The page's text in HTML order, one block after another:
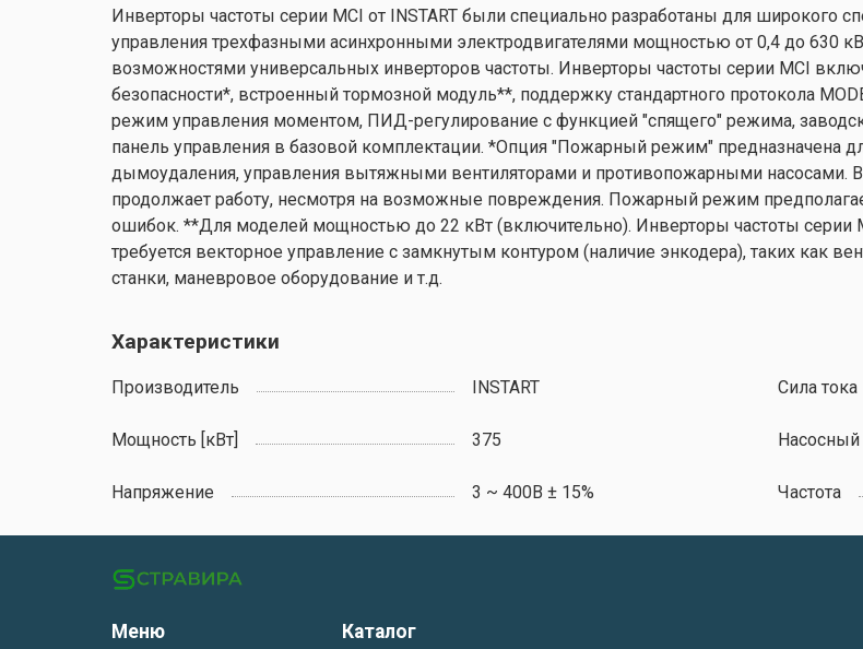
Инверторы частоты серии MCI от INSTART были специально разработаны для широкого
управления трехфазными асинхронными электродвигателями мощностью от 0,4 до
возможностями универсальных инверторов частоты. Инверторы частоты серии MCI
безопасности*, встроенный тормозной модуль**, поддержку стандартного протокола
режим управления моментом, ПИД-регулирование с функцией "спящего" режима,
панель управления в базовой комплектации. *Опция "Пожарный режим" предназначена
дымоудаления, управления вытяжными вентиляторами и противопожарными насосами. В
продолжает работу, несмотря на возможные повреждения. Пожарный режим
ошибок. **Для моделей мощностью до 22 кВт (включительно). Инверторы частоты серии
требуется векторное управление с замкнутым контуром (наличие энкодера), таких как
станки, маневровое оборудование и т.д.
Характеристики
Производитель INSTART Сила тока
Мощность [кВт] 375
Напряжение 3 ~ 400В ± 15% Частота
Меню Каталог